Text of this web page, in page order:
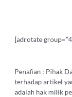
[adrotate
Penafian : Pihak
terhadap artikel
adalah hak milik